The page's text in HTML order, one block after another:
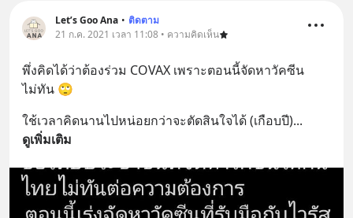
Let’s Goo Ana • ติดตาม
21 ก.ค. 2021 เวลา 11:08 • ความคิดเห็น
พึ่งคิดได้ว่าต้องร่วม COVAX เพราะตอนนี้จัดหาวัคซีน
ไม่ทัน 🙄
ใช้เวลาคิดนานไปหน่อยกว่าจะตัดสินใจได้ (เกือบปี)...
ดูเพิ่มเติม